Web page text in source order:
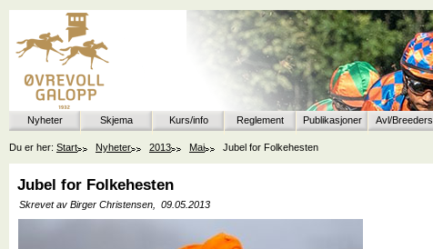
Nyheter Skjema Kurs/info Reglement Publikasjoner Avl/Breeders
Du er her: Start Nyheter 2013 Mai Jubel for Folkehesten
Jubel for Folkehesten
Skrevet av Birger Christensen, 09.05.2013